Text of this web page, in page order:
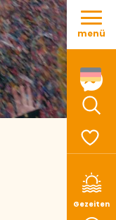
Aller
contenu
Gezeiten
menü